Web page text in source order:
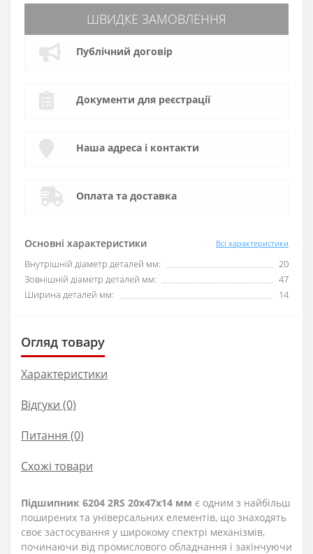
Основні характеристики Всі характеристики
Внутрішній діаметр деталей мм:
20
Зовнішній діаметр деталей мм:
47
Ширина деталей мм:
14
ШВИДКЕ ЗАМОВЛЕННЯ
Публічний договір
Документи для реєстрації
Наша адреса і контакти
Оплата та доставка
Огляд товару
Характеристики
Відгуки (0)
Питання (0)
Схожі товари
Підшипник 6204 2RS 20x47x14 мм є одним з найбільш
поширених та універсальних елементів, що знаходять
своє застосування у широкому спектрі механізмів,
починаючи від промислового обладнання і закінчуючи